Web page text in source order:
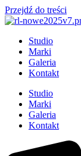
Przejdź do treści
Studio
Marki
Galeria
Kontakt
Studio
Marki
Galeria
Kontakt